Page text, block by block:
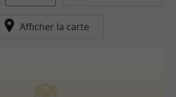
Afficher la carte